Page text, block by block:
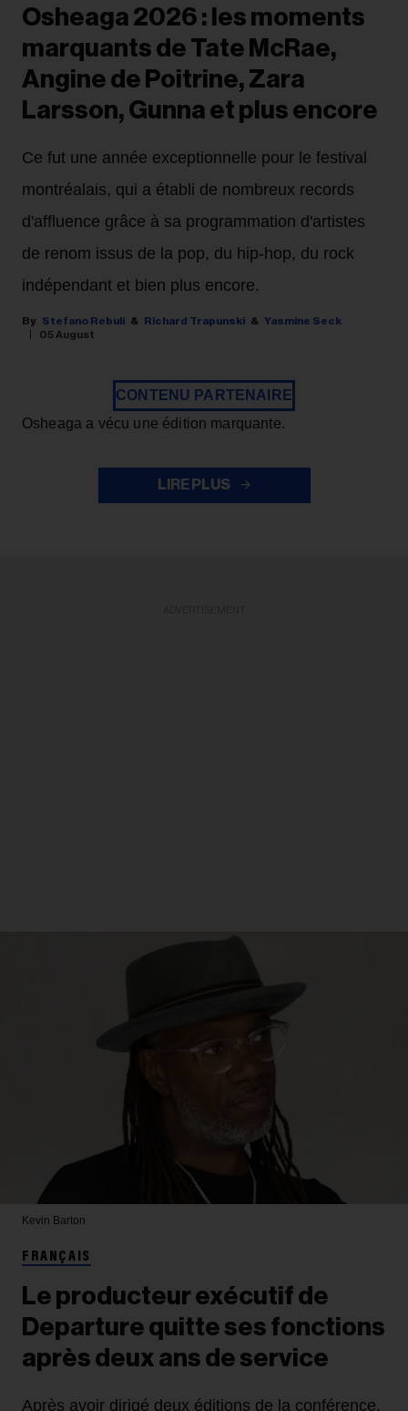
Osheaga 2026 : les moments
marquants de Tate McRae,
Angine de Poitrine, Zara
Larsson, Gunna et plus encore
Ce fut une année exceptionnelle pour le festival
montréalais, qui a établi de nombreux records
d'affluence grâce à sa programmation d'artistes
de renom issus de la pop, du hip-hop, du rock
indépendant et bien plus encore.
Stefano Rebuli Richard Trapunski
Yasmine Seck
05 August
CONTENU PARTENAIRE
Osheaga a vécu une édition marquante.
LIRE PLUS
Kevin Barton
FRANÇAIS
Le producteur exécutif de
Departure quitte ses fonctions
après deux ans de service
Après avoir dirigé deux éditions de la conférence,